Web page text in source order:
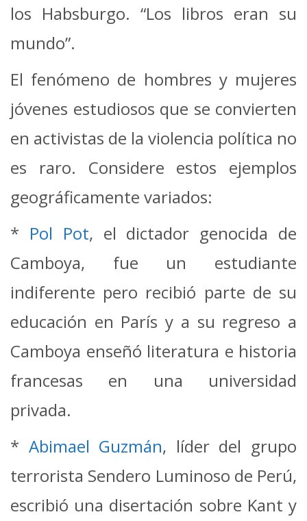
los Habsburgo. “Los libros eran su
mundo”.
El fenómeno de hombres y mujeres
jóvenes estudiosos que se convierten
en activistas de la violencia política no
es raro. Considere estos ejemplos
geográficamente variados:
* Pol Pot, el dictador genocida de
Camboya, fue un estudiante
indiferente pero recibió parte de su
educación en París y a su regreso a
Camboya enseñó literatura e historia
francesas en una universidad
privada.
* Abimael Guzmán, líder del grupo
terrorista Sendero Luminoso de Perú,
escribió una disertación sobre Kant y